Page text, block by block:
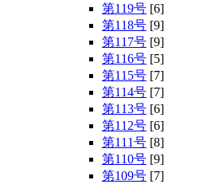
第119号 [6]
第118号 [9]
第117号 [9]
第116号 [5]
第115号 [7]
第114号 [7]
第113号 [6]
第112号 [6]
第111号 [8]
第110号 [9]
第109号 [7]